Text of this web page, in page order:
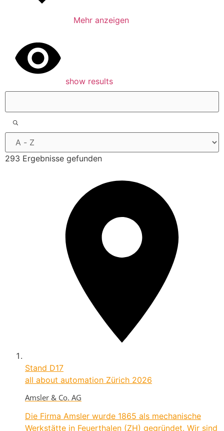
Mehr anzeigen
show results
293 Ergebnisse gefunden
Stand D17
all about automation Zürich 2026
Amsler & Co. AG
Die Firma Amsler wurde 1865 als mechanische
Werkstätte in Feuerthalen (ZH) gegründet. Wir sind